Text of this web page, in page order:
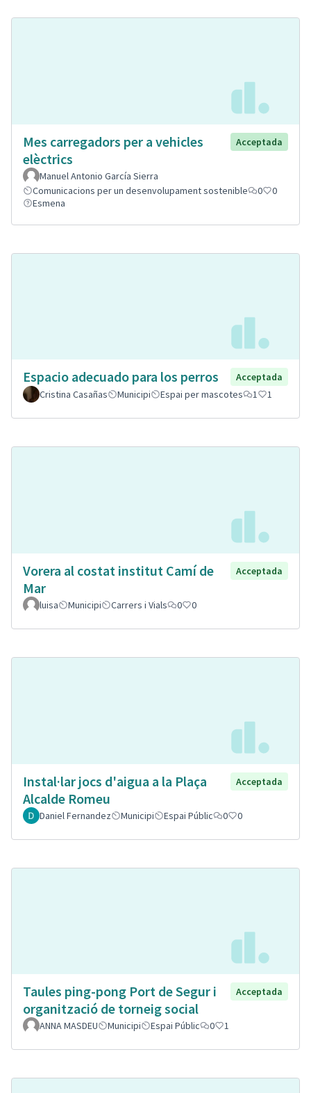
Mes carregadors per a vehicles
elèctrics
Acceptada
Manuel Antonio García Sierra
Comunicacions per un desenvolupament sostenible
0
0
Esmena
Espacio adecuado para los perros
Acceptada
Cristina Casañas
Municipi Espai per mascotes 1 1
Vorera al costat institut Camí de
Mar
Acceptada
luisa Municipi Carrers i Vials 0 0
Instal·lar jocs d'aigua a la Plaça
Alcalde Romeu
Acceptada
Daniel Fernandez Municipi Espai Públic 0 0
Taules ping-pong Port de Segur i
organització de torneig social
Acceptada
ANNA MASDEU Municipi Espai Públic 0 1